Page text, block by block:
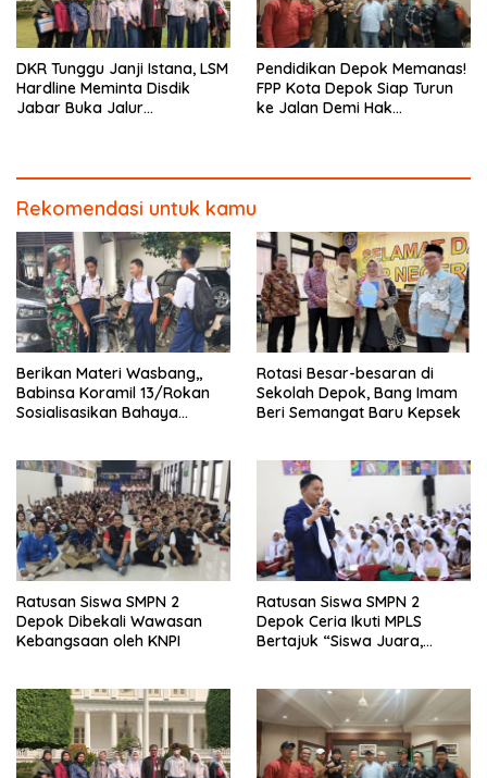
DKR Tunggu Janji Istana, LSM
Hardline Meminta Disdik
Jabar Buka Jalur
Pendidikan Depok Memanas!
FPP Kota Depok Siap Turun
ke Jalan Demi Hak
Rekomendasi untuk kamu
Berikan Materi Wasbang,,
Babinsa Koramil 13/Rokan
Sosialisasikan Bahaya
Rotasi Besar-besaran di
Sekolah Depok, Bang Imam
Beri Semangat Baru Kepsek
Ratusan Siswa SMPN 2
Depok Dibekali Wawasan
Kebangsaan oleh KNPI
Ratusan Siswa SMPN 2
Depok Ceria Ikuti MPLS
Bertajuk “Siswa Juara,